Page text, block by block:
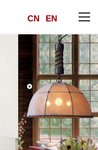
EN
CN